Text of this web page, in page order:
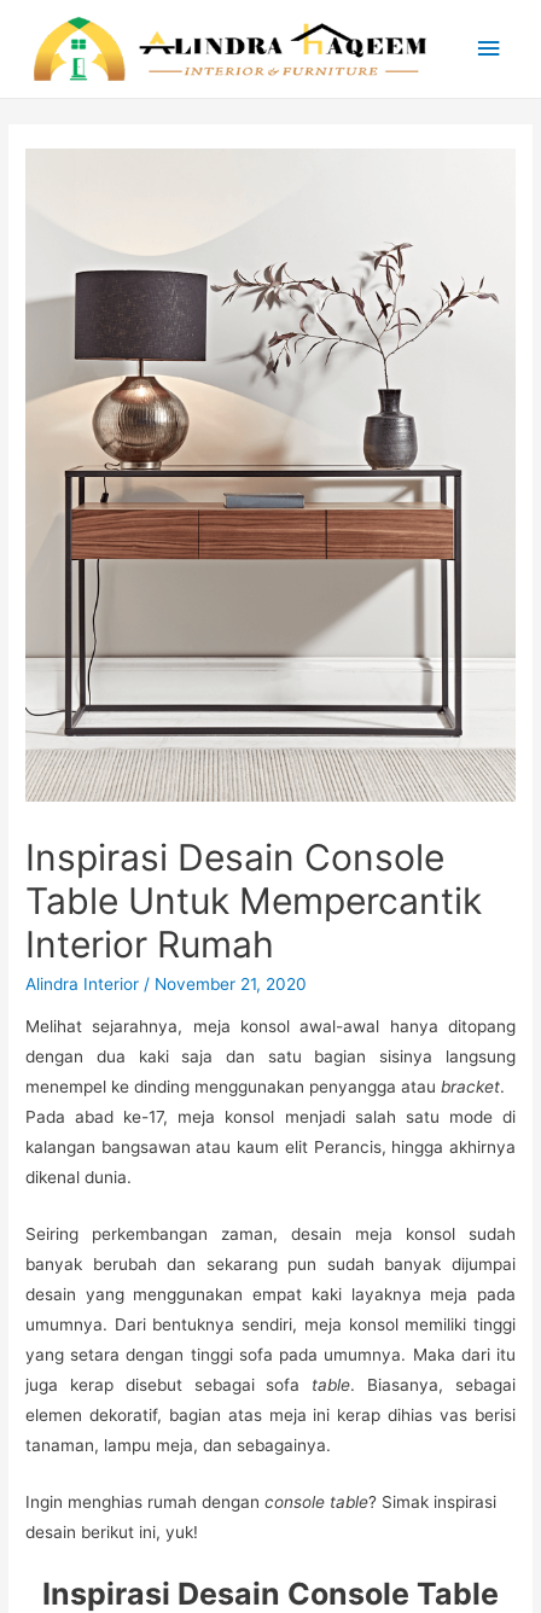
Main
Inspirasi Desain Console
Table Untuk Mempercantik
Interior Rumah
Alindra Interior / November 21, 2020
Melihat sejarahnya, meja konsol awal-awal hanya ditopang
dengan dua kaki saja dan satu bagian sisinya langsung
menempel ke dinding menggunakan penyangga ataubracket.
Pada abad ke-17, meja konsol menjadi salah satu mode di
kalangan bangsawan atau kaum elit Perancis, hingga akhirnya
dikenal dunia.
Seiring perkembangan zaman, desain meja konsol sudah
banyak berubah dan sekarang pun sudah banyak dijumpai
desain yang menggunakan empat kaki layaknya meja pada
umumnya. Dari bentuknya sendiri, meja konsol memiliki tinggi
yang setara dengan tinggi sofa pada umumnya. Maka dari itu
juga kerap disebut sebagai sofa table. Biasanya, sebagai
elemen dekoratif, bagian atas meja ini kerap dihias vas berisi
tanaman, lampu meja, dan sebagainya.
Ingin menghias rumah dengan console table? Simak inspirasi
desain berikut ini, yuk!
Inspirasi Desain Console Table